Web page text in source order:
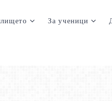
За ученици